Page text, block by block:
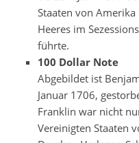
Staaten von
Heeres im
führte.
100 Dollar Note
Abgebildet ist
Januar 1706,
Franklin war nicht
Vereinigten Staaten